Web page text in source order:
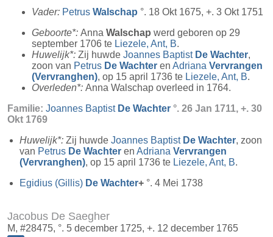
Vader: Petrus Walschap °. 18 Okt 1675, +. 3 Okt 1751
Geboorte*: Anna Walschap werd geboren op 29
september 1706 te Liezele, Ant, B.
Huwelijk*: Zij huwde Joannes Baptist De Wachter,
zoon van Petrus De Wachter en Adriana Vervrangen
(Vervranghen), op 15 april 1736 te Liezele, Ant, B.
Overleden*: Anna Walschap overleed in 1764.
Familie: Joannes Baptist De Wachter °. 26 Jan 1711, +. 30
Okt 1769
Huwelijk*: Zij huwde Joannes Baptist De Wachter, zoon
van Petrus De Wachter en Adriana Vervrangen
(Vervranghen), op 15 april 1736 te Liezele, Ant, B.
Egidius (Gillis) De Wachter+ °. 4 Mei 1738
Jacobus De Saegher
M, #28475, °. 5 december 1725, +. 12 december 1765